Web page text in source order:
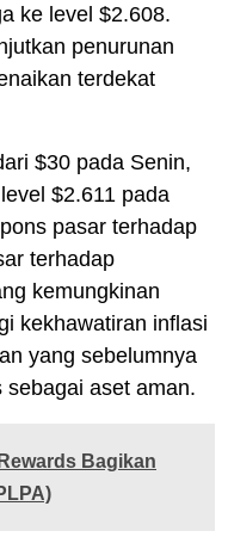
ke level $2.608.
penurunan
terdekat
$30 pada Senin,
$2.611 pada
pasar terhadap
terhadap
kemungkinan
kekhawatiran inflasi
yang sebelumnya
aset aman.
Bagikan